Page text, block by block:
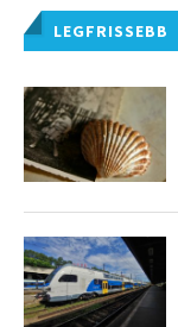
LEGFRISSEBB